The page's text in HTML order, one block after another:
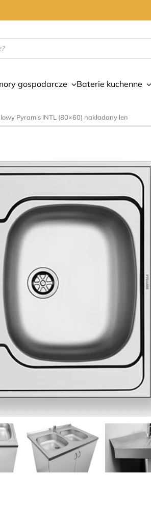
gospodarcze Baterie kuchenne
Pyramis INTL (80×60) nakładany len